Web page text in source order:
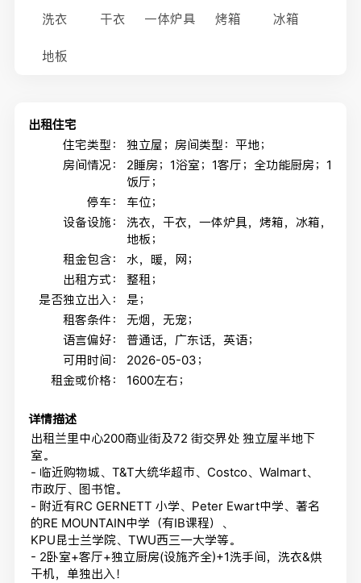
洗衣 干衣 一体炉具 烤箱 冰箱
地板
出租住宅
住宅类型：
独立屋；房间类型：平地；
房间情况：
2睡房；1浴室；1客厅；全功能厨房；1
饭厅；
停车：
车位；
设备设施：
洗衣，干衣，一体炉具，烤箱，冰箱，
地板；
租金包含：
水，暖，网；
出租方式：
整租；
是否独立出入：
是；
租客条件：
无烟，无宠；
语言偏好：
普通话，广东话，英语；
可用时间：
2026-05-03；
租金或价格：
1600左右；
详情描述
出租兰里中心200商业街及72 街交界处 独立屋半地下
室。
- 临近购物城、T&T大统华超市、Costco、Walmart、
市政厅、图书馆。
- 附近有RC GERNETT 小学、Peter Ewart中学、著名
的RE MOUNTAIN中学（有IB课程）、
KPU昆士兰学院、TWU西三一大学等。
- 2卧室+客厅+独立厨房(设施齐全)+1洗手间，洗衣&烘
干机，单独出入！